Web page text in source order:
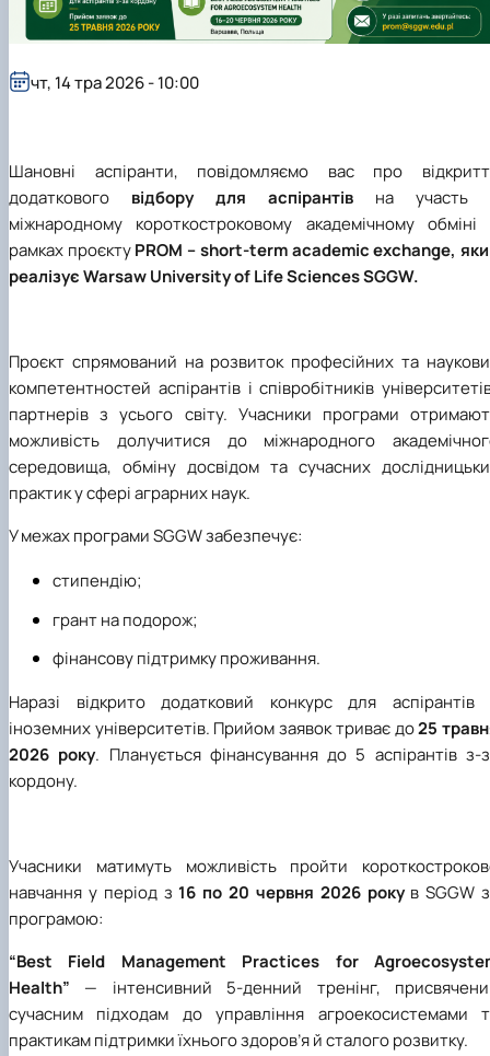
Шановні аспіранти, повідомляємо вас про
додаткового відбору для аспірантів на участь
міжнародному короткостроковому академічному обміні
рамках проєктуPROM – short-term academic exchange,
реалізуєWarsaw University of Life Sciences SGGW.
Проєкт спрямований на розвиток професійних та
компетентностей аспірантів і співробітників
партнерів з усього світу. Учасники програми
можливість долучитися до міжнародного
середовища, обміну досвідом та сучасних
практик у сфері аграрних наук.
У межах програми SGGW забезпечує:
стипендію;
грант на подорож;
фінансову підтримку проживання.
Наразі відкрито додатковий конкурс для аспірантів
іноземних університетів. Прийом заявок триває до25
2026 року. Планується фінансування до 5 аспірантів з-
кордону.
Учасники матимуть можливість пройти
навчання у період з 16 по 20 червня 2026 рокув SGGW
програмою:
“Best Field Management Practices for
Health” — інтенсивний 5-денний тренінг,
сучасним підходам до управління агроекосистемами
практикам підтримки їхнього здоров’я й сталого розвитку.
чт, 14 тра 2026 - 10:00